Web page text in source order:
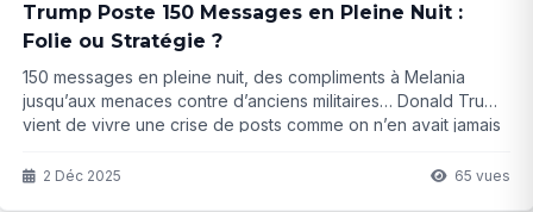
Trump Poste 150 Messages en Pleine Nuit :
Folie ou Stratégie ?
150 messages en pleine nuit, des compliments à Melania
jusqu’aux menaces contre d’anciens militaires… Donald Trump
vient de vivre une crise de posts comme on n’en avait jamais
d’énergie débordante. Mais derrière cette tempête
2 Déc 2025 65 vues